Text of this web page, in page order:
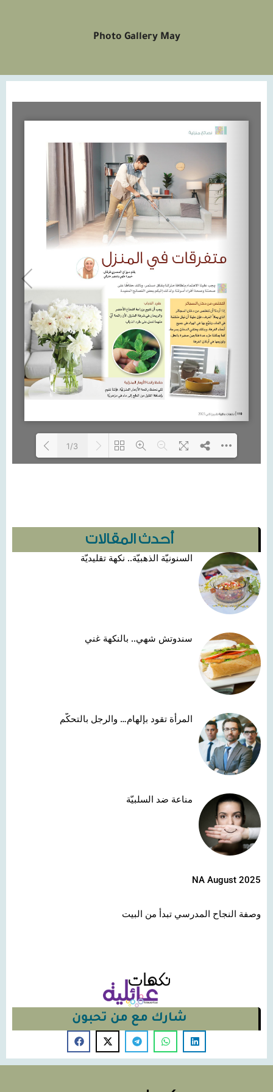
Photo Gallery May
أحدث المقالات
السنونيّة الذهبيّة.. نكهة تقليديّة
سندوتش شهي.. بالنكهة غني
المرأة تقود بإلهام… والرجل بالتحكّم
مناعة ضد السلبيّة
NA August 2025
وصفة النجاح المدرسي تبدأ من البيت
شارك مع من تحبون
1/3